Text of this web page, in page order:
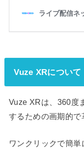
Vuze XRについて
Vuze XRは、360度
するための画期的で
ワンクリックで簡